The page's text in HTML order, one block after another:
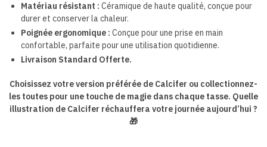
Matériau résistant : Céramique de haute qualité, conçue pour
durer et conserver la chaleur.
Poignée ergonomique : Conçue pour une prise en main
confortable, parfaite pour une utilisation quotidienne.
Livraison Standard Offerte.
Choisissez votre version préférée de Calcifer ou collectionnez-
les toutes pour une touche de magie dans chaque tasse. Quelle
illustration de Calcifer réchauffera votre journée aujourd’hui ?
🎁